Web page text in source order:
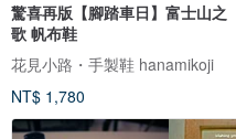
驚喜再版【腳踏車日】富士山之
歌 帆布鞋
花見小路・手製鞋 hanamikoji
NT$ 1,780